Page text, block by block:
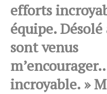
efforts
équipe.
sont venus
incroyable. »